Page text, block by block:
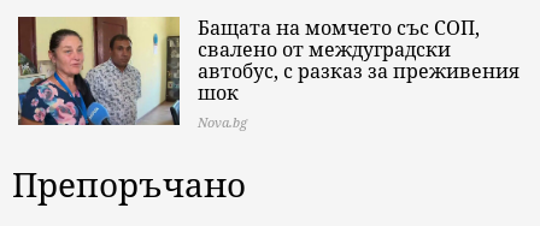
Бащата на момчето със СОП,
свалено от междуградски
автобус, с разказ за преживения
шок
Nova.bg
Препоръчано